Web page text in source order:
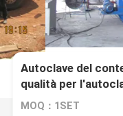
Autoclave del
qualità per
regolatore di SpA
MOQ：1SET